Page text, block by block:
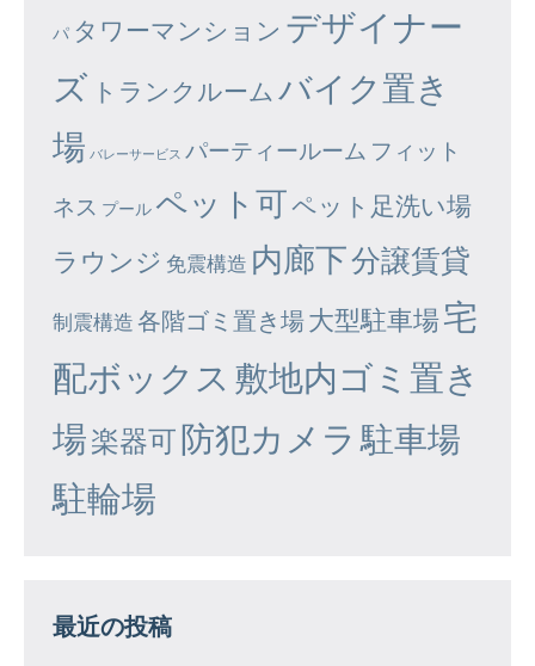
パ タワーマンション デザイナー
ズ トランクルーム バイク置き
場 バレーサービス パーティールーム フィット
ネス プール ペット可ペット足洗い場
ラウンジ 免震構造 内廊下分譲賃貸
制震構造 各階ゴミ置き場大型駐車場宅
配ボックス 敷地内ゴミ置き
場楽器可防犯カメラ 駐車場
駐輪場
最近の投稿